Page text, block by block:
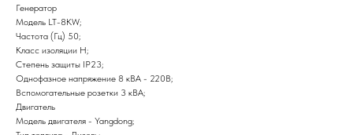
Генератор
Модель LT-8KW;
Частота (Гц) 50;
Класс изоляции Н;
Степень защиты IP23;
Однофазное напряжение 8 кВА - 220В;
Вспомогательные розетки 3 кВА;
Двигатель
Модель двигателя - Yangdong;